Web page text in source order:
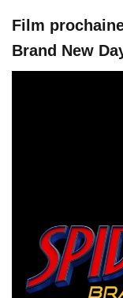
Film
Brand New